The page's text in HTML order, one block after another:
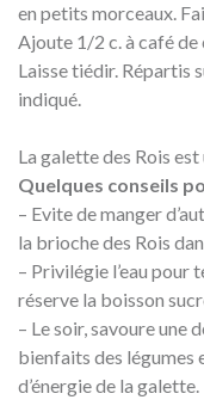
en petits morceaux.
Ajoute 1/2 c. à café de
Laisse tiédir. Répartis
indiqué.
La galette des Rois
Quelques conseils
– Evite de manger
la brioche des Rois
– Privilégie l’eau pour
réserve la boisson
– Le soir, savoure une
bienfaits des légumes
d’énergie de la galette.